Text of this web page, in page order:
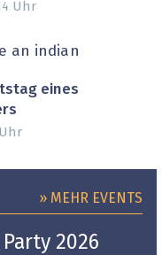
Uhr
an indian
eines
Uhr
» MEHR EVENTS
2026